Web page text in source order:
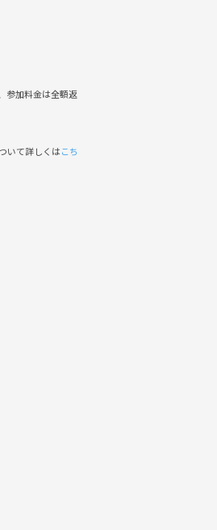
参加料金は全額返
いて詳しくはこち